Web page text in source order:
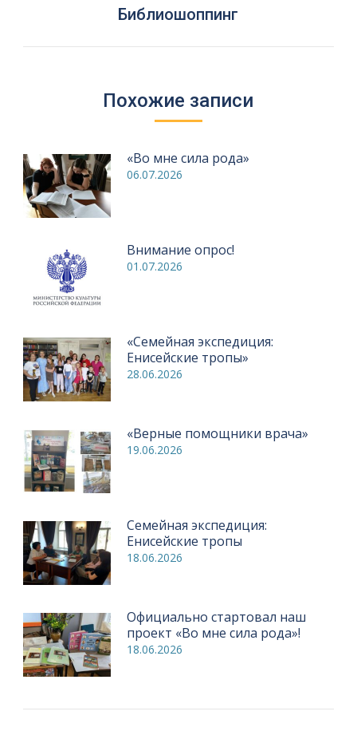
Следующая
Библиошоппинг
Похожие записи
«Во мне сила рода»
06.07.2026
Внимание опрос!
01.07.2026
«Семейная экспедиция:
Енисейские тропы»
28.06.2026
«Верные помощники врача»
19.06.2026
Семейная экспедиция:
Енисейские тропы
18.06.2026
Официально стартовал наш
проект «Во мне сила рода»!
18.06.2026